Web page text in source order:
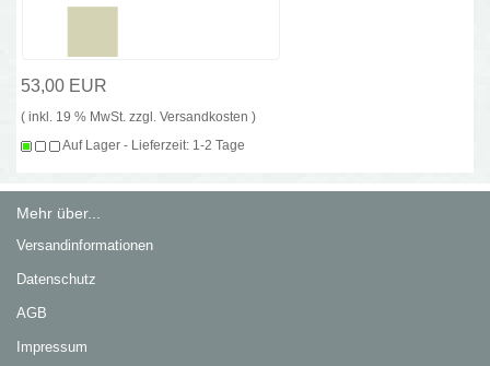
53,00 EUR
( inkl. 19 % MwSt. zzgl.Versandkosten )
Auf Lager - Lieferzeit: 1-2 Tage
Mehr über...
Versandinformationen
Datenschutz
AGB
Impressum